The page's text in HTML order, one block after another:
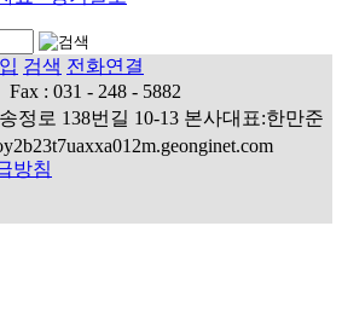
검색 전화연결
Fax : 031 - 248 - 5882
정로 138번길 10-13 본사대표:한만준
방침